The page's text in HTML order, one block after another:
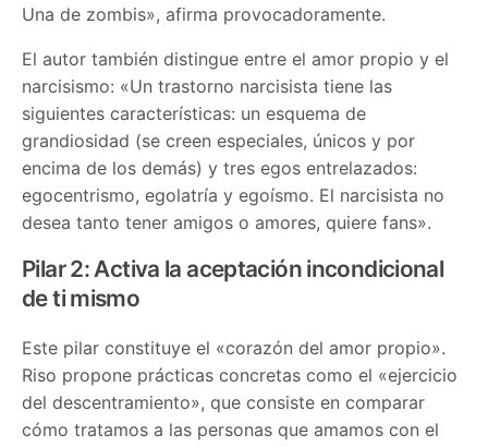
Una de zombis», afirma provocadoramente.
El autor también distingue entre el amor propio y el
narcisismo: «Un trastorno narcisista tiene las
siguientes características: un esquema de
grandiosidad (se creen especiales, únicos y por
encima de los demás) y tres egos entrelazados:
egocentrismo, egolatría y egoísmo. El narcisista no
desea tanto tener amigos o amores, quiere fans».
Pilar 2: Activa la aceptación incondicional
de ti mismo
Este pilar constituye el «corazón del amor propio».
Riso propone prácticas concretas como el «ejercicio
del descentramiento», que consiste en comparar
cómo tratamos a las personas que amamos con el